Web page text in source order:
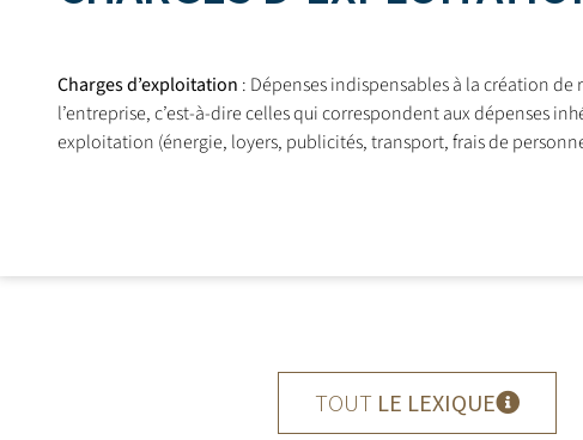
Charges d’exploitation : Dépenses indispensables à la création de
l’entreprise, c’est-à-dire celles qui correspondent aux dépenses
exploitation (énergie, loyers, publicités, transport, frais de
TOUT LE LEXIQUE